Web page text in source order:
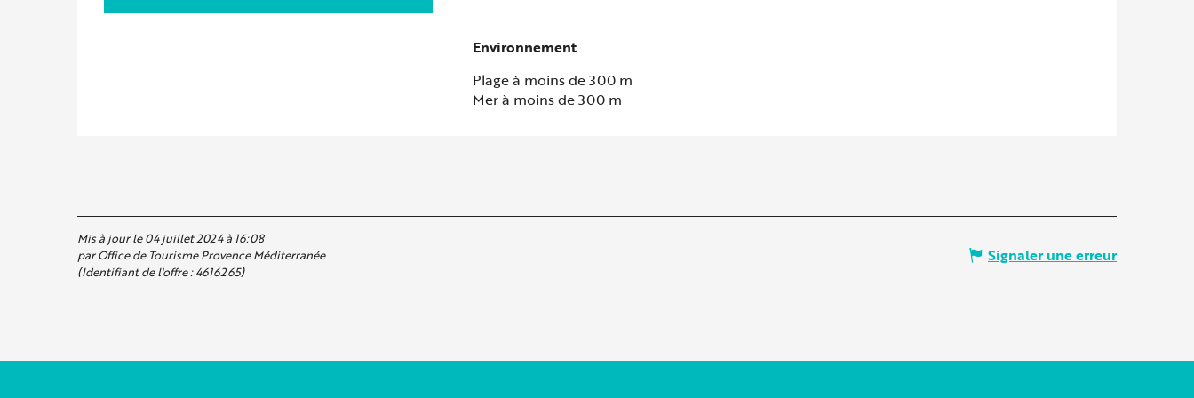
Environnement
Environnement
Plage à moins de 300 m
Mer à moins de 300 m
Mis à jour le 04 juillet 2024 à 16:08
par Office de Tourisme Provence Méditerranée
(Identifiant de l'offre :4616265)
Signaler une erreur